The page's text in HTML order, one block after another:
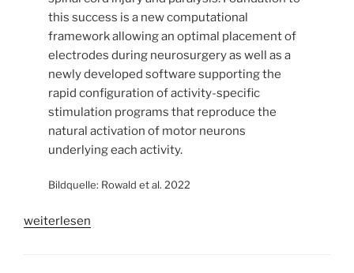
this success is a new computational
framework allowing an optimal placement of
electrodes during neurosurgery as well as a
newly developed software supporting the
rapid configuration of activity-specific
stimulation programs that reproduce the
natural activation of motor neurons
underlying each activity.
Bildquelle: Rowald et al. 2022
„Newly
weiterlesen